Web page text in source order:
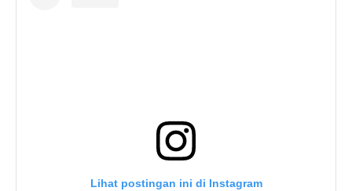
Lihat postingan ini di Instagram